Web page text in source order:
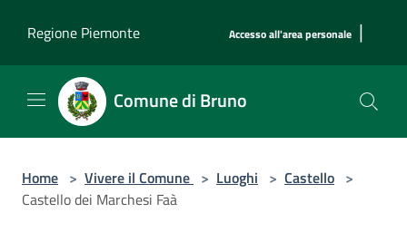
Regione Piemonte
Accesso all'area personale |
Comune di Bruno
Home > Vivere il Comune > Luoghi > Castello >
Castello dei Marchesi Faà